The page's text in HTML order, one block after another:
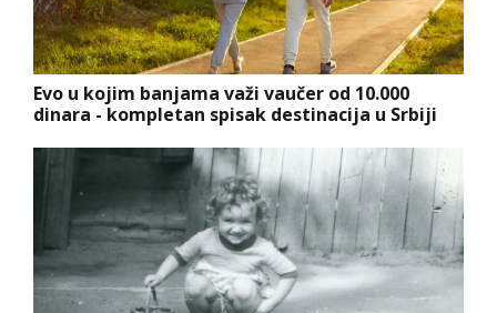
Evo u kojim banjama važi vaučer od 10.000
dinara - kompletan spisak destinacija u Srbiji